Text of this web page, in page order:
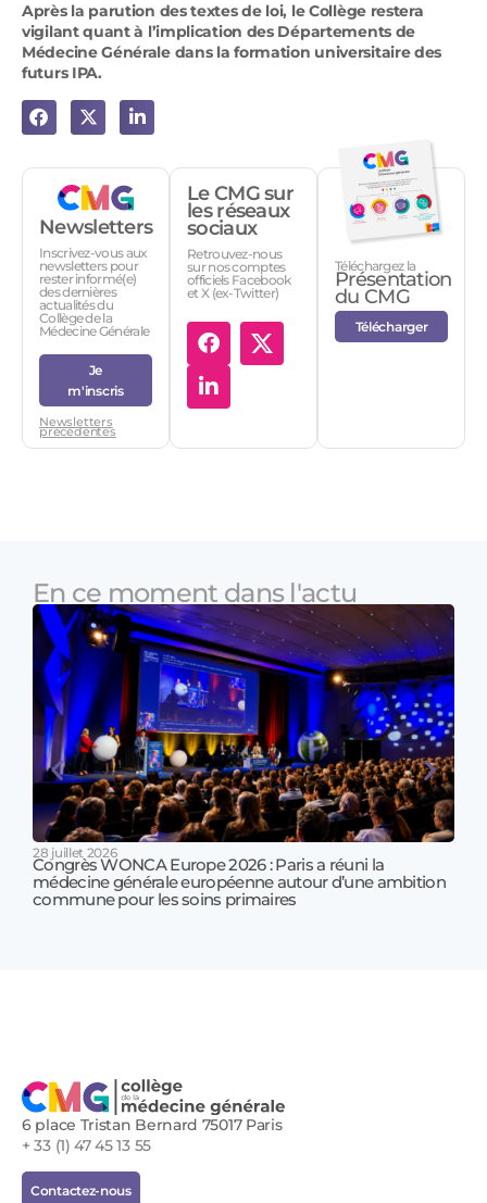
Après la parution des textes de loi, le Collège restera
vigilant quant à l’implication des Départements de
Médecine Générale dans la formation universitaire des
futurs IPA.
Newsletters
Inscrivez-vous aux
newsletters pour
rester informé(e)
des dernières
actualités du
Collège de la
Médecine Générale
Je
m'inscris
Newsletters
précédentes
Le CMG sur
les réseaux
sociaux
Retrouvez-nous
sur nos comptes
officiels Facebook
et X (ex-Twitter)
Téléchargez la
Présentation
du CMG
Télécharger
En ce moment dans l'actu
28 juillet 2026
Congrès WONCA Europe 2026 : Paris a réuni la
médecine générale européenne autour d’une ambition
commune pour les soins primaires
6 place Tristan Bernard 75017 Paris
+ 33 (1) 47 45 13 55
Contactez-nous